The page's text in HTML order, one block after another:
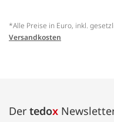
*Alle Preise in Euro, inkl.
Versandkosten
Der tedox